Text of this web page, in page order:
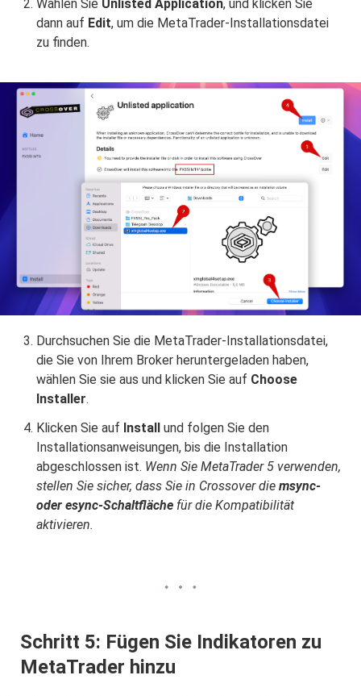
Wählen Sie Unlisted Application, und klicken Sie
dann auf Edit, um die MetaTrader-Installationsdatei
zu finden.
Durchsuchen Sie die MetaTrader-Installationsdatei,
die Sie von Ihrem Broker heruntergeladen haben,
wählen Sie sie aus und klicken Sie auf Choose
Installer.
Klicken Sie auf Install und folgen Sie den
Installationsanweisungen, bis die Installation
abgeschlossen ist. Wenn Sie MetaTrader 5 verwenden,
stellen Sie sicher, dass Sie in Crossover die msync-
oder esync-Schaltfläche für die Kompatibilität
aktivieren.
Schritt 5: Fügen Sie Indikatoren zu
MetaTrader hinzu